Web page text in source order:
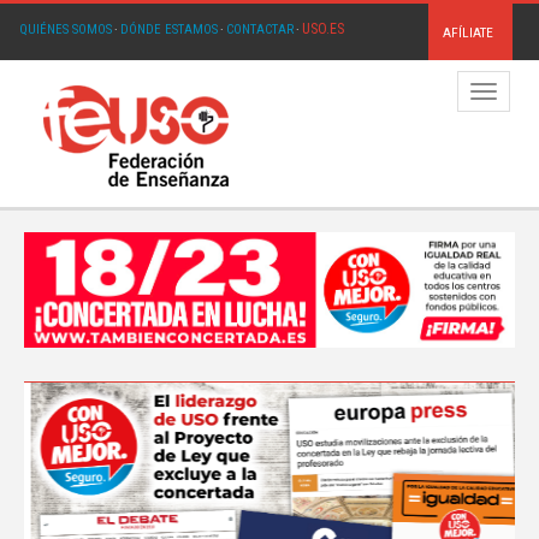
QUIÉNES SOMOS· DÓNDE ESTAMOS· CONTACTAR· USO.ES AFÍLIATE
Menú